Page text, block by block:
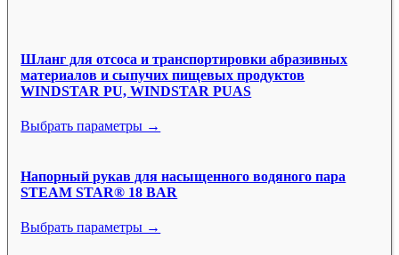
Шланг для отсоса и транспортировки абразивных
материалов и сыпучих пищевых продуктов
WINDSTAR PU, WINDSTAR PUAS
Выбрать параметры →
Напорный рукав для насыщенного водяного пара
STEAM STAR® 18 BAR
Выбрать параметры →